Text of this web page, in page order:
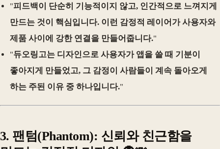
"피드백이 단순히 기능적이지 않고, 인간적으로 느껴지게
만드는 것이 핵심입니다. 이런 감정적 레이어가 사용자와
제품 사이에 강한 연결을 만들어줍니다."
"듀오링고는 디자인으로 사용자가 앱을 쓸 때 기분이
좋아지게 만들었고, 그 감정이 사람들이 계속 돌아오게
하는 주된 이유 중 하나입니다."
3. 팬텀(Phantom): 신뢰와 친근함을